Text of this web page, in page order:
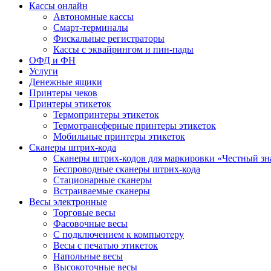
Кассы онлайн
Автономные кассы
Смарт-терминалы
Фискальные регистраторы
Кассы с эквайрингом и пин-пады
ОФД и ФН
Услуги
Денежные ящики
Принтеры чеков
Принтеры этикеток
Термопринтеры этикеток
Термотрансферные принтеры этикеток
Мобильные принтеры этикеток
Сканеры штрих-кода
Сканеры штрих-кодов для маркировки «Честный
Беспроводные сканеры штрих-кода
Стационарные сканеры
Встраиваемые сканеры
Весы электронные
Торговые весы
Фасовочные весы
С подключением к компьютеру
Весы с печатью этикеток
Напольные весы
Высокоточные весы